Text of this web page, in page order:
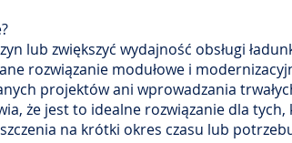
lub zwiększyć wydajność obsługi
rozwiązanie modułowe i
projektów ani wprowadzania
że jest to idealne rozwiązanie dla tych,
na krótki okres czasu lub